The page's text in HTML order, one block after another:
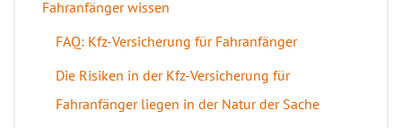
Fahranfänger wissen
FAQ: Kfz-Versicherung für Fahranfänger
Die Risiken in der Kfz-Versicherung für
Fahranfänger liegen in der Natur der Sache